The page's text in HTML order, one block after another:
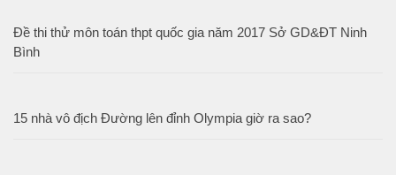
Đề thi thử môn toán thpt quốc gia năm 2017 Sở GD&ĐT Ninh
Bình
15 nhà vô địch Đường lên đỉnh Olympia giờ ra sao?